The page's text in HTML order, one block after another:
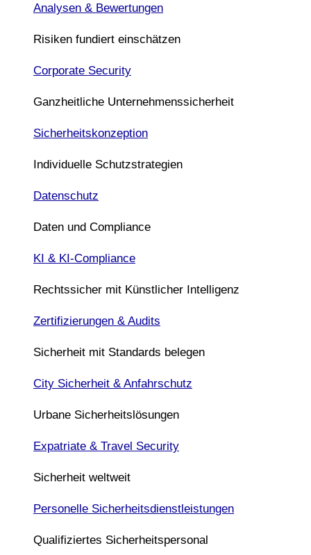
Analysen & Bewertungen
Risiken fundiert einschätzen
Corporate Security
Ganzheitliche Unternehmenssicherheit
Sicherheitskonzeption
Individuelle Schutzstrategien
Datenschutz
Daten und Compliance
KI & KI-Compliance
Rechtssicher mit Künstlicher Intelligenz
Zertifizierungen & Audits
Sicherheit mit Standards belegen
City Sicherheit & Anfahrschutz
Urbane Sicherheitslösungen
Expatriate & Travel Security
Sicherheit weltweit
Personelle Sicherheitsdienstleistungen
Qualifiziertes Sicherheitspersonal